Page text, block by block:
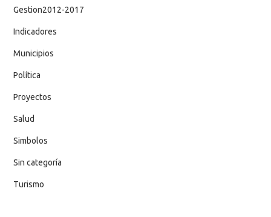
Gestion2012-2017
Indicadores
Municipios
Política
Proyectos
Salud
Simbolos
Sin categoría
Turismo